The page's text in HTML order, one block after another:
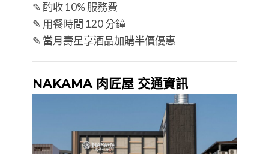
✎ 酌收 10% 服務費
✎ 用餐時間 120 分鐘
✎ 當月壽星享酒品加購半價優惠
NAKAMA 肉匠屋 交通資訊